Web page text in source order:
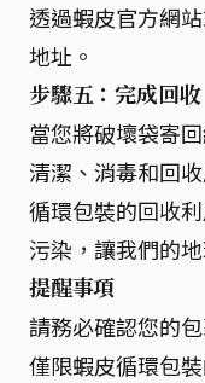
透過蝦皮官方網
地址。
步驟五：完成回收
當您將破壞袋寄
清潔、消毒和回收
循環包裝的回收
污染，讓我們的地
提醒事項
請務必確認您的
僅限蝦皮循環包